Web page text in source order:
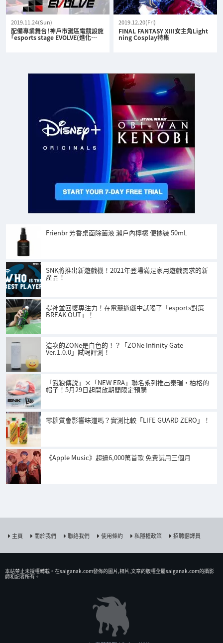
2019.11.24(Sun)
配備專業舞台！神戶市灘區電競設施
「esports stage EVOLVE(進化…
2019.12.20(Fri)
FINAL FANTASY XIII女主角Light
ning Cosplay特集
Frienbr 芳香桌面除菌液 瀨戶內檸檬 便攜裝 50mL
SNK將推出新遊戲機！2021年登場滿足家用遊戲需求的新
產品！
提神並回復專注力！在電競遊戲中試喝了「esports對策
BREAK OUT」！
這次的ZONe是白色的！？「ZONe Infinity Gate
Ver.1.0.0」試喝評測！
「餓狼傳説」×「NEW ERA」聯名系列推出泰瑞·柏格的
帽子！5月29日起開放期間限定預購
零糖質會影響味道嗎？實測比較「LIFE GUARD ZERO」！
《Apple Music》超過6,000萬首歌 免費試用三個月
主頁 關於我們 聯絡我們 使用條約 私隱權政策 招聘翻譯員
本站禁止未授權𨍭載。在saiganak.com發佈的圖片,相片,文章的版權全屬saiganak.com的攝影
師和記者所有。